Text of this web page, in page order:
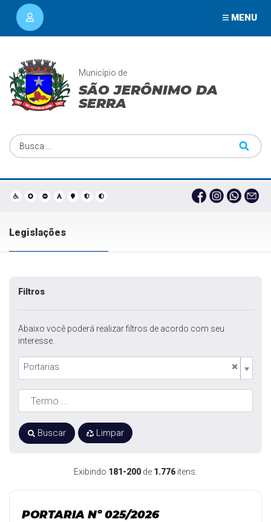
MENU
Município de
SÃO JERÔNIMO DA
SERRA
Legislações
Exibindo 181-200 de 1.776 itens.
PORTARIA Nº 025/2026
Filtros
Abaixo você poderá realizar filtros de acordo com seu
interesse.
×
Portarias
Buscar Limpar